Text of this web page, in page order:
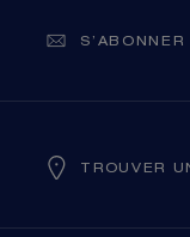
TROUVER